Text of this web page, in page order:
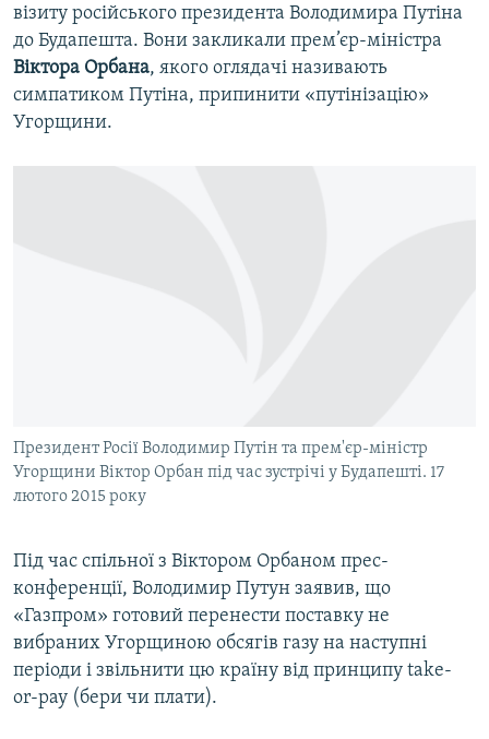
візиту російського президента Володимира Путіна
до Будапешта. Вони закликали прем’єр-міністра
Віктора Орбана, якого оглядачі називають
симпатиком Путіна, припинити «путінізацію»
Угорщини.
Президент Росії Володимир Путін та прем'єр-міністр
Угорщини Віктор Орбан під час зустрічі у Будапешті. 17
лютого 2015 року
Під час спільної з Віктором Орбаном прес-
конференції, Володимир Путун заявив, що
«Газпром» готовий перенести поставку не
вибраних Угорщиною обсягів газу на наступні
періоди і звільнити цю країну від принципу take-
or-pay (бери чи плати).